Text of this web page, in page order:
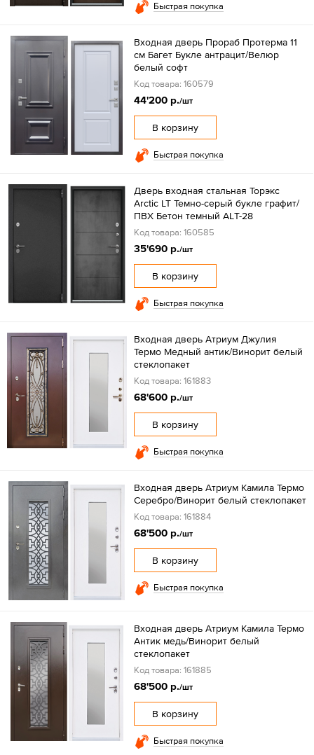
Быстрая покупка
Входная дверь Прораб Протерма 11
см Багет Букле антрацит/Велюр
белый софт
Код товара: 160579
44'200 р./шт
В корзину
Быстрая покупка
Дверь входная стальная Торэкс
Arctic LT Темно-серый букле графит/
ПВХ Бетон темный АLТ-28
Код товара: 160585
35'690 р./шт
В корзину
Быстрая покупка
Входная дверь Атриум Джулия
Термо Медный антик/Винорит белый
стеклопакет
Код товара: 161883
68'600 р./шт
В корзину
Быстрая покупка
Входная дверь Атриум Камила Термо
Серебро/Винорит белый стеклопакет
Код товара: 161884
68'500 р./шт
В корзину
Быстрая покупка
Входная дверь Атриум Камила Термо
Антик медь/Винорит белый
стеклопакет
Код товара: 161885
68'500 р./шт
В корзину
Быстрая покупка